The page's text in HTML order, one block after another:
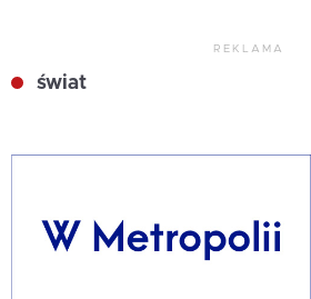
REKLAMA
świat